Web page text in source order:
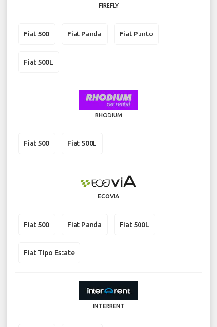
FIREFLY
Fiat 500 Fiat Panda Fiat Punto
Fiat 500L
RHODIUM
Fiat 500 Fiat 500L
ECOVIA
Fiat 500 Fiat Panda Fiat 500L
Fiat Tipo Estate
INTERRENT